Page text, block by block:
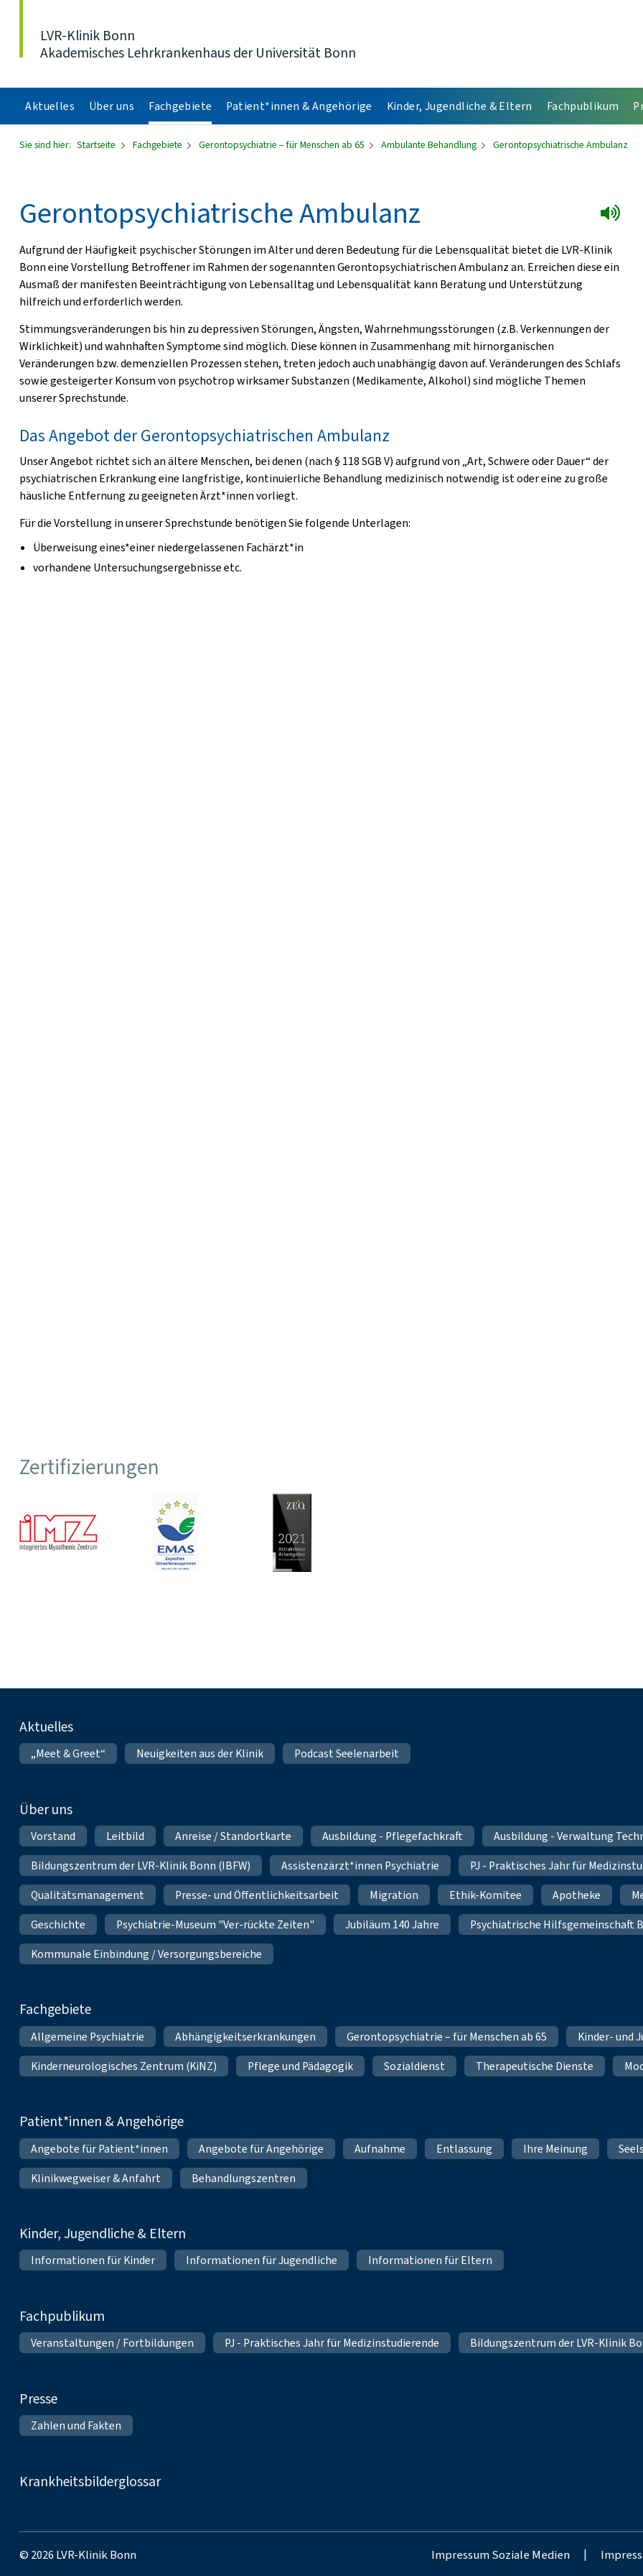
LVR-Klinik Bonn
Akademisches Lehrkrankenhaus der Universität Bonn
Aktuelles Über uns Fachgebiete Patient*innen & Angehörige Kinder, Jugendliche & Eltern Fachpublikum
Sie sind hier: Startseite Fachgebiete Gerontopsychiatrie – für Menschen ab 65 Ambulante Behandlung Gerontopsychiatrische Ambulanz
Gerontopsychiatrische Ambulanz
Aufgrund der Häufigkeit psychischer Störungen im Alter und deren Bedeutung für die Lebensqualität bietet die LVR-Klinik
Bonn eine Vorstellung Betroffener im Rahmen der sogenannten Gerontopsychiatrischen Ambulanz an. Erreichen diese ein
Ausmaß der manifesten Beeinträchtigung von Lebensalltag und Lebensqualität kann Beratung und Unterstützung
hilfreich und erforderlich werden.
Stimmungsveränderungen bis hin zu depressiven Störungen, Ängsten, Wahrnehmungsstörungen (z.B. Verkennungen der
Wirklichkeit) und wahnhaften Symptome sind möglich. Diese können in Zusammenhang mit hirnorganischen
Veränderungen bzw. demenziellen Prozessen stehen, treten jedoch auch unabhängig davon auf. Veränderungen des Schlafs
sowie gesteigerter Konsum von psychotrop wirksamer Substanzen (Medikamente, Alkohol) sind mögliche Themen
unserer Sprechstunde.
Das Angebot der Gerontopsychiatrischen Ambulanz
Unser Angebot richtet sich an ältere Menschen, bei denen (nach § 118 SGB V) aufgrund von „Art, Schwere oder Dauer“ der
psychiatrischen Erkrankung eine langfristige, kontinuierliche Behandlung medizinisch notwendig ist oder eine zu große
häusliche Entfernung zu geeigneten Ärzt*innen vorliegt.
Für die Vorstellung in unserer Sprechstunde benötigen Sie folgende Unterlagen:
Überweisung eines*einer niedergelassenen Fachärzt*in
vorhandene Untersuchungsergebnisse etc.
Zertifizierungen
Fußnavigation
Aktuelles
„Meet & Greet“ Neuigkeiten aus der Klinik Podcast Seelenarbeit
Über uns
Vorstand Leitbild Anreise / Standortkarte Ausbildung - Pflegefachkraft
Ausbildung - Verwaltung
Bildungszentrum der LVR-Klinik Bonn (IBFW)
Assistenzärzt*innen Psychiatrie
PJ - Praktisches Jahr für
Qualitätsmanagement
Presse- und Öffentlichkeitsarbeit Migration Ethik-Komitee Apotheke
Geschichte
Psychiatrie-Museum "Ver-rückte Zeiten" Jubiläum 140 Jahre
Psychiatrische Hilfsgemeinschaft
Kommunale Einbindung / Versorgungsbereiche
Fachgebiete
Allgemeine Psychiatrie Abhängigkeitserkrankungen Gerontopsychiatrie – für Menschen ab 65
Kinder- und
Kinderneurologisches Zentrum (KiNZ)
Pflege und Pädagogik Sozialdienst Therapeutische Dienste
Patient*innen & Angehörige
Angebote für Patient*innen Angebote für Angehörige Aufnahme Entlassung Ihre Meinung
Klinikwegweiser & Anfahrt
Behandlungszentren
Kinder, Jugendliche & Eltern
Informationen für Kinder Informationen für Jugendliche Informationen für Eltern
Fachpublikum
Veranstaltungen / Fortbildungen PJ - Praktisches Jahr für Medizinstudierende Bildungszentrum der LVR-Klinik
Presse
Zahlen und Fakten
Krankheitsbilderglossar
© 2026 LVR-Klinik Bonn Impressum Soziale Medien |